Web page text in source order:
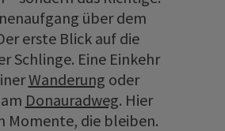
über dem
erste Blick auf die
Schlinge. Eine Einkehr
Wanderung oder
Donauradweg. Hier
Momente, die bleiben.